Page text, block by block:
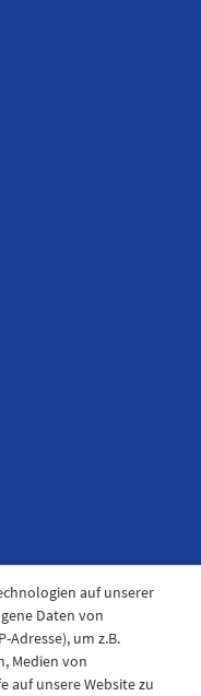
auf unserer
Daten von
Adresse), um z.B.
Medien von
auf unsere Website zu